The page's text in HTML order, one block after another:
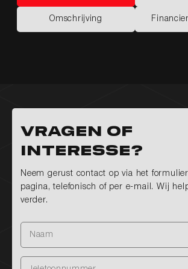
Kenmerken
Omschrijving
Omschrijving
Vragen of
interesse?
Neem gerust contact op via het
pagina, telefonisch of per e-mail. Wij
verder.